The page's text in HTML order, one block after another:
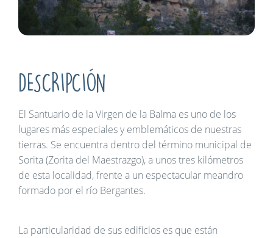
DESCRIPCIÓN
El Santuario de la Virgen de la Balma es uno de los
lugares más especiales y emblemáticos de nuestras
tierras. Se encuentra dentro del término municipal de
Sorita (Zorita del Maestrazgo), a unos tres kilómetros
de esta localidad, frente a un espectacular meandro
formado por el río Bergantes.
La particularidad de sus edificios es que están